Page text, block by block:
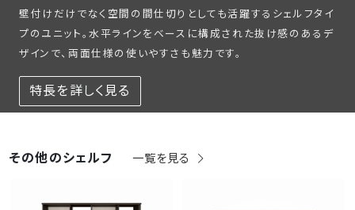
壁付けだけでなく空間の間仕切りとしても活躍するシェルフタイ
プのユニット。水平ラインをベースに構成された抜け感のあるデ
ザインで、両面仕様の使いやすさも魅力です。
特長を詳しく見る
その他のシェルフ 一覧を見る